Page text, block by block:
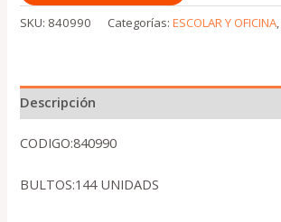
SKU: 840990 Categorías:ESCOLAR Y OFICINA
Descripción
CODIGO:840990
BULTOS:144 UNIDADS